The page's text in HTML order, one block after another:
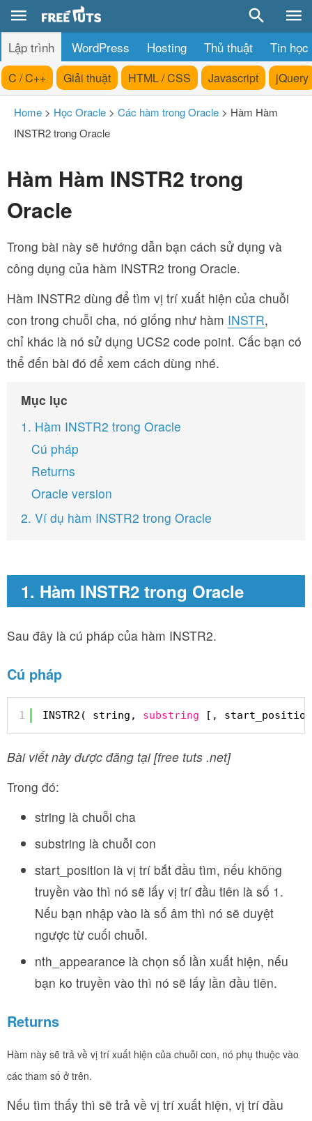
Lập trình WordPress Hosting Thủ thuật Tin học
C / C++ Giải thuật HTML / CSS Javascript jQuery
Home > Học Oracle > Các hàm trong Oracle > Hàm Hàm
INSTR2 trong Oracle
Hàm Hàm INSTR2 trong
Oracle
Trong bài này sẽ hướng dẫn bạn cách sử dụng và
công dụng của hàm INSTR2 trong Oracle.
Hàm INSTR2 dùng để tìm vị trí xuất hiện của chuỗi
con trong chuỗi cha, nó giống như hàm INSTR,
chỉ khác là nó sử dụng UCS2 code point. Cấc bạn có
thể đến bài đó để xem cách dùng nhé.
Mục lục
1. Hàm INSTR2 trong Oracle
Cú pháp
Returns
Oracle version
2. Ví dụ hàm INSTR2 trong Oracle
1. Hàm INSTR2 trong Oracle
Sau đây là cú pháp của hàm INSTR2.
Cú pháp
1 INSTR2( string, substring [,
Bài viết này được đăng tại [free tuts .net]
Trong đó:
string là chuỗi cha
substring là chuỗi con
start_position là vị trí bắt đầu tìm, nếu không
truyền vào thì nó sẽ lấy vị trí đầu tiên là số 1.
Nếu bạn nhập vào là số âm thì nó sẽ duyệt
ngược từ cuối chuỗi.
nth_appearance là chọn số lần xuất hiện, nếu
bạn ko truyền vào thì nó sẽ lấy lần đầu tiên.
Returns
Hàm này sẽ trả về vị trí xuất hiện của chuỗi con, nó phụ thuộc vào
các tham số ở trên.
Nếu tìm thấy thì sẽ trả về vị trí xuất hiện, vị trí đầu